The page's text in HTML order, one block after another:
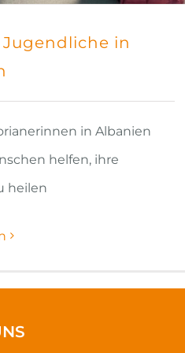
in
in Albanien
helfen, ihre
heilen